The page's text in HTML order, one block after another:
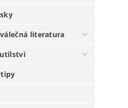
literatura